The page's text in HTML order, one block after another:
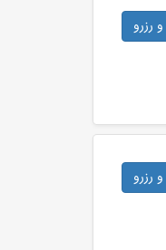
و رزرو
و رزرو